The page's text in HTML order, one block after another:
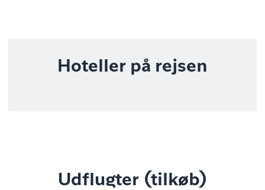
Hoteller på rejsen
Udflugter (tilkøb)